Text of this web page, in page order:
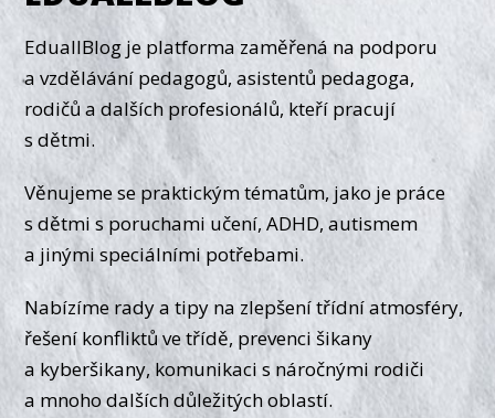
EduallBlog je platforma zaměřená na podporu
a vzdělávání pedagogů, asistentů pedagoga,
rodičů a dalších profesionálů, kteří pracují
s dětmi.
Věnujeme se praktickým tématům, jako je práce
s dětmi s poruchami učení, ADHD, autismem
a jinými speciálními potřebami.
Nabízíme rady a tipy na zlepšení třídní atmosféry,
řešení konfliktů ve třídě, prevenci šikany
a kyberšikany, komunikaci s náročnými rodiči
a mnoho dalších důležitých oblastí.